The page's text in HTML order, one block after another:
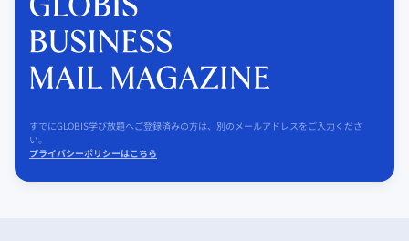
すでにGLOBIS学び放題へご登録済みの方は、別のメールアドレスをご入力くださ
い。
プライバシーポリシーはこちら